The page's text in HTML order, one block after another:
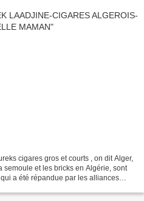
cigares gros et courts , on dit Alger,
et les bricks en Algérie, sont
a été répandue par les alliances